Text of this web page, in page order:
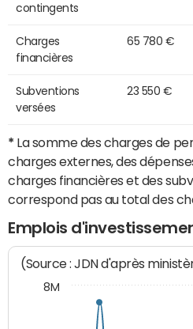
contingents
Charges
financières
65 780 €
Subventions
versées
23 550 €
* La somme des charges de
charges externes, des
charges financières et des
correspond pas au total des
Emplois
(Source : JDN d'après
8M